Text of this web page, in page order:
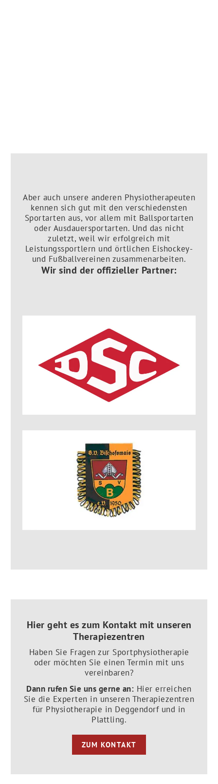
Aber auch unsere anderen Physiotherapeuten
kennen sich gut mit den verschiedensten
Sportarten aus, vor allem mit Ballsportarten
oder Ausdauersportarten. Und das nicht
zuletzt, weil wir erfolgreich mit
Leistungssportlern und örtlichen Eishockey-
und Fußballvereinen zusammenarbeiten.
Wir sind der offizieller Partner:
Hier geht es zum Kontakt mit unseren
Therapiezentren
Haben Sie Fragen zur Sportphysiotherapie
oder möchten Sie einen Termin mit uns
vereinbaren?
Dann rufen Sie uns gerne an: Hier erreichen
Sie die Experten in unseren Therapiezentren
für Physiotherapie in Deggendorf und in
Plattling.
ZUM KONTAKT